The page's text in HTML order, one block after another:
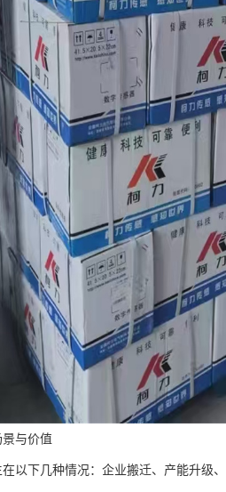
与价值
以下几种情况：企业搬迁、产能升级